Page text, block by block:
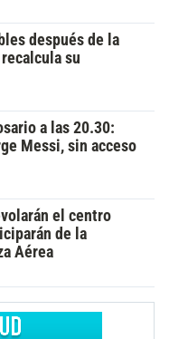
después de la
su
a las 20.30:
Messi, sin acceso
el centro
de la
Aérea